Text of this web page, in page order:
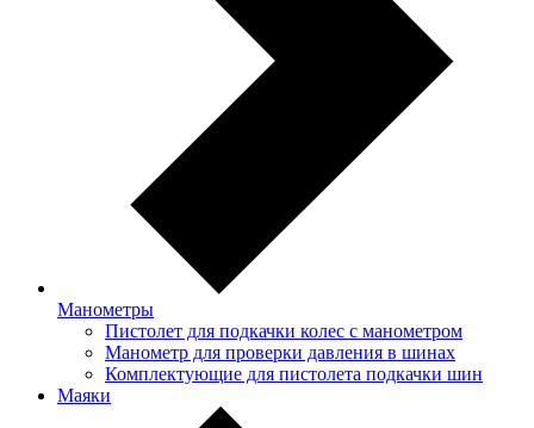
Манометры
Пистолет для подкачки колес с манометром
Манометр для проверки давления в шинах
Комплектующие для пистолета подкачки шин
Маяки